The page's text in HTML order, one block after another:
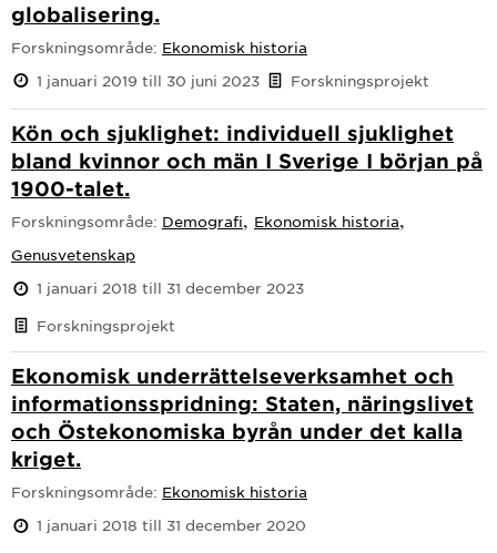
globalisering.
Forskningsområde: Ekonomisk historia
1 januari 2019 till 30 juni 2023
Forskningsprojekt
Kön och sjuklighet: individuell sjuklighet
bland kvinnor och män I Sverige I början på
1900-talet.
Forskningsområde: Demografi, Ekonomisk historia,
Genusvetenskap
1 januari 2018 till 31 december 2023
Forskningsprojekt
Ekonomisk underrättelseverksamhet och
informationsspridning: Staten, näringslivet
och Östekonomiska byrån under det kalla
kriget.
Forskningsområde: Ekonomisk historia
1 januari 2018 till 31 december 2020